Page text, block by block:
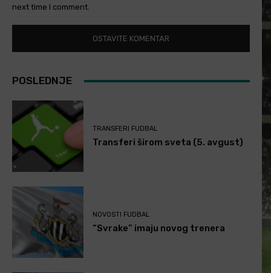
next time I comment.
POSLEDNJE
TRANSFERI FUDBAL
Transferi širom sveta (5. avgust)
NOVOSTI FUDBAL
“Svrake” imaju novog trenera